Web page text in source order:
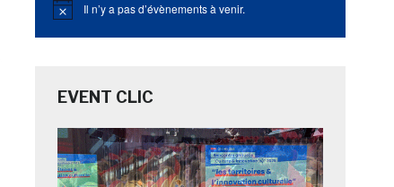
Notice Il n’y a pas d’évènements à venir.
EVENT CLIC